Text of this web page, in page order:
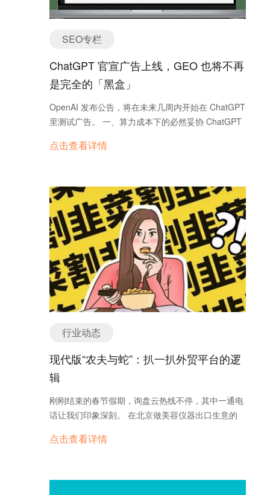
望能够结实耐用动力强劲； F..； G...； 还有很多小
中在一辆车上来实现的话，那就会出现一辆四不像的
车。正确的做法是将他们的需求最大程度的整合，比
如农民的需求可能和零售店主的需求相近，就把零售
店主的需求代表了农民的需求，同样家庭主妇和上班
族的需求差别也不大，所以设计三辆不同的车就能满
足大部分的用户需求了，其余特别小众的需求可以不
成功容纳大量用户的最好方式是为具有特定需求的特
在此基础可以加入一些类似的需求，比如农民希望汽
车有挡泥板能够遮挡农田里飞溅的泥浆，虽然零售店
主对此需求要求并不强烈，但是可以把农民的需求融
入到这个以零售店主需求为代表的用户模型里。 那么
现在问题就来了，到底什么是用户角色呢？ 用户角色
其实就是真实用户的综合原型。我们对产品使用者的
目标、行为、观点等进行研究，将这些要素抽象综合
成为一组对典型产品使用者的描述，以辅助产品的决
策和设计。人物角色一般会包含一些个人基本信息，
情境。这里需要注意的一点，大家通常会把用户角色
Profile，而用户角色则是User Persona，前者是根据
大数据给用户加上可视化标签，后者则是目标用户的
面我们以音乐播放器的用户角色设定作为例子： 要注
意的是，用户角色模型不是一个人，而是融合了相近
同类用户需求的一个代表，是一大类需求相近的用户
用户角色模型可以分为下图所示的三个步骤： 现在我
SEO专栏
ChatGPT 官宣广告上线，GEO 也将不再
是完全的「黑盒」
OpenAI 发布公告，将在未来几周内开始在 ChatGPT
里测试广告。 一、算力成本下的必然妥协 ChatGPT
Sam Altman 随即发文补刀：「很多人想用 AI 但不想
贵，免费用户本身就是「产品」。 为了维持高昂的
推理成本（Inference Cost），必须引入广告商买
单。这与 Google 搜索、YouTube 的底层逻辑是一致
的。 • 谁在买单？ 主要是 Free（免费版） 用户和
新提及的低价订阅版 ChatGPT Go。 • 谁在安全
区？ Plus、Team、Enterprise 等高价付费用户。
OpenAI 目前非常谨慎，唯恐核心付费用户流失，所
以这道「付费墙」暂时还是清净的。 二、 深度拆
解：OpenAI 试图平衡的三大矛盾 细读官方声明，
走钢丝，回应了大众最敏感的三个神经： 1. 信任危
机：可能的偏见与诱导 官方虽承诺对话不受影响，
但我们必须警惕「隐形偏见」。 • 即使没有硬性植
入，模型在训练或微调（SFT/RLHF）阶段，是否会
无意识地向「金主」倾斜？ • 诱导性提问才是真正的
灰犀牛：假如 AI 知道推荐某类产品能触发高价广
主义」？这是对 AI 中立性的最大挑战。 2. 体验博
点击查看详情
行业动态
现代版“农夫与蛇”：扒一扒外贸平台的逻
辑
刚刚结束的春节假期，询盘云热线不停，其中一通电
话让我们印象深刻。 在北京做美容仪器出口生意的
受到疫情冲击，线下渠道一下坍塌，只能把全部精力
点击查看详情